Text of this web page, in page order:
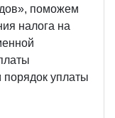
поможем
налога на
порядок уплаты